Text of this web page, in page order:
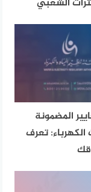
المضمونة
تعرف